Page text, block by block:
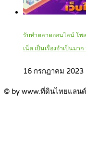
รับทำตลาดออนไลน์ โพ
เน็ต เป็นเรื่องจำเป็นมา
16 กรกฎาคม 2023
© by www.ที่ดินไทยแลน